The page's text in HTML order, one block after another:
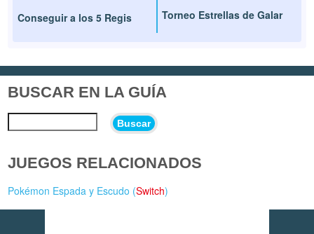
Conseguir a los 5 Regis
Torneo Estrellas de Galar
BUSCAR EN LA GUÍA
Buscar
JUEGOS RELACIONADOS
Pokémon Espada y Escudo (Switch)